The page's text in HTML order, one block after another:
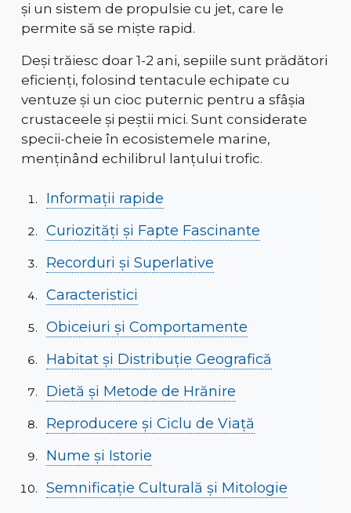
și un sistem de propulsie cu jet, care le
permite să se miște rapid.
Deși trăiesc doar 1-2 ani, sepiile sunt prădători
eficienți, folosind tentacule echipate cu
ventuze și un cioc puternic pentru a sfâșia
crustaceele și peștii mici. Sunt considerate
specii-cheie în ecosistemele marine,
menținând echilibrul lanțului trofic.
Informații rapide
Curiozități și Fapte Fascinante
Recorduri și Superlative
Caracteristici
Obiceiuri și Comportamente
Habitat și Distribuție Geografică
Dietă și Metode de Hrănire
Reproducere și Ciclu de Viață
Nume și Istorie
Semnificație Culturală și Mitologie